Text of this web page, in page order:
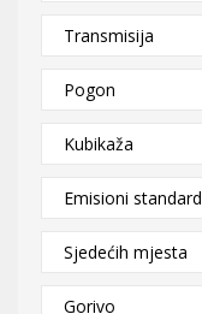
Transmisija
Pogon
Kubikaža
Emisioni standard
Sjedećih mjesta
Gorivo